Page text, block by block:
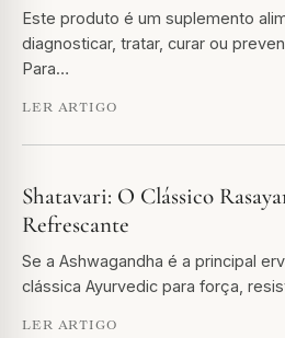
Este produto é um suplemento
diagnosticar, tratar, curar ou
Para…
LER ARTIGO
Shatavari: O Clássico
Refrescante
Se a Ashwagandha é a principal
clássica Ayurvedic para força,
LER ARTIGO